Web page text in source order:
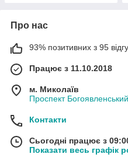
Про нас
93% позитивних з 95
Працює з 11.10.2018
м. Миколаїв
Проспект
Контакти
Сьогодні працює з
Показати весь графік